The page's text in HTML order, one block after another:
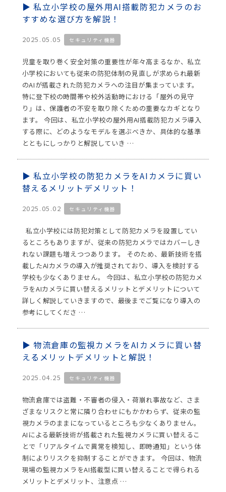
私立小学校の屋外用AI搭載防犯カメラのお
すすめな選び方を解説！
2025.05.05 セキュリティ機器
児童を取り巻く安全対策の重要性が年々高まるなか、私立
小学校においても従来の防犯体制の見直しが求められ最新
のAIが搭載された防犯カメラへの注目が集まっています。
特に登下校の時間帯や校外活動時における「屋外の見守
り」は、保護者の不安を取り除くための重要なカギとなり
ます。 今回は、私立小学校の屋外用AI搭載防犯カメラ導入
する際に、どのようなモデルを選ぶべきか、具体的な基準
とともにしっかりと解説していき …
私立小学校の防犯カメラをAIカメラに買い
替えるメリットデメリット！
2025.05.02 セキュリティ機器
私立小学校には防犯対策として防犯カメラを設置してい
るところもありますが、従来の防犯カメラではカバーしき
れない課題も増えつつあります。 そのため、最新技術を搭
載したAIカメラの導入が推奨されており、導入を検討する
学校も少なくありません。 今回は、私立小学校の防犯カメ
ラをAIカメラに買い替えるメリットとデメリットについて
詳しく解説していきますので、最後までご覧になり導入の
参考にしてくださ …
物流倉庫の監視カメラをAIカメラに買い替
えるメリットデメリットと解説！
2025.04.25 セキュリティ機器
物流倉庫では盗難・不審者の侵入・荷崩れ事故など、さま
ざまなリスクと常に隣り合わせにもかかわらず、従来の監
視カメラのままになっているところも少なくありません。
AIによる最新技術が搭載された監視カメラに買い替えるこ
とで「リアルタイムで異常を検知し、即時通知」という体
制によりリスクを抑制することができます。 今回は、物流
現場の監視カメラをAI搭載型に買い替えることで得られる
メリットとデメリット、注意点 …